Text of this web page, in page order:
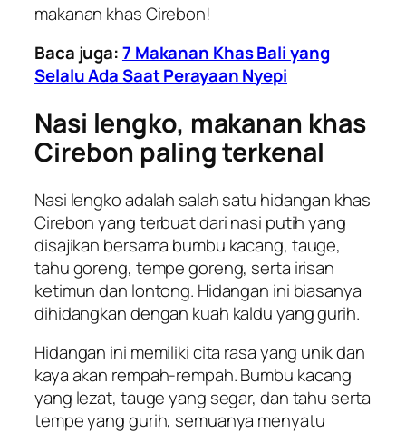
makanan khas Cirebon!
Baca juga:7 Makanan Khas Bali yang
Selalu Ada Saat Perayaan Nyepi
Nasi lengko, makanan khas
Cirebon paling terkenal
Nasi lengko adalah salah satu hidangan khas
Cirebon yang terbuat dari nasi putih yang
disajikan bersama bumbu kacang, tauge,
tahu goreng, tempe goreng, serta irisan
ketimun dan lontong. Hidangan ini biasanya
dihidangkan dengan kuah kaldu yang gurih.
Hidangan ini memiliki cita rasa yang unik dan
kaya akan rempah-rempah. Bumbu kacang
yang lezat, tauge yang segar, dan tahu serta
tempe yang gurih, semuanya menyatu